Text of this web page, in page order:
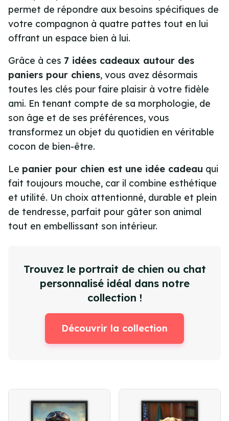
permet de répondre aux besoins spécifiques de
votre compagnon à quatre pattes tout en lui
offrant un espace bien à lui.
Grâce à ces 7 idées cadeaux autour des
paniers pour chiens, vous avez désormais
toutes les clés pour faire plaisir à votre fidèle
ami. En tenant compte de sa morphologie, de
son âge et de ses préférences, vous
transformez un objet du quotidien en véritable
cocon de bien-être.
Le panier pour chien est une idée cadeau qui
fait toujours mouche, car il combine esthétique
et utilité. Un choix attentionné, durable et plein
de tendresse, parfait pour gâter son animal
tout en embellissant son intérieur.
Trouvez le portrait de chien ou chat
personnalisé idéal dans notre
collection !
Découvrir la collection